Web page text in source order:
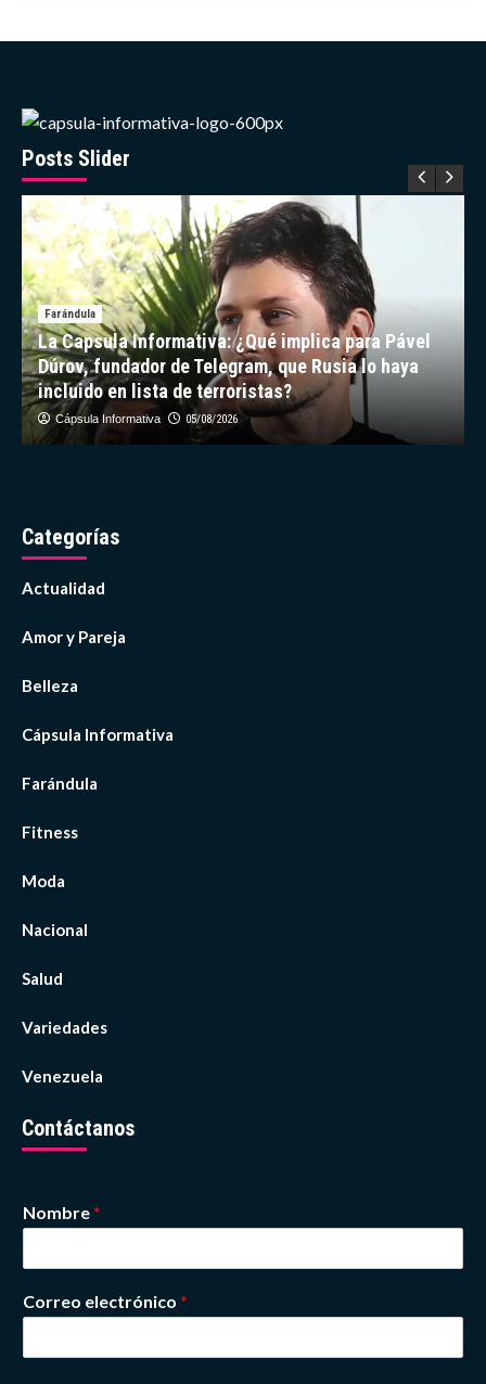
en
sus
vacaciones
Cartagena
Posts Slider
Farándula
La Capsula Informativa: ¿Qué implica para Pável
Dúrov, fundador de Telegram, que Rusia lo haya
incluido en lista de terroristas?
Cápsula Informativa 05/08/2026
Categorías
Actualidad
Amor y Pareja
Belleza
Cápsula Informativa
Farándula
Fitness
Moda
Nacional
Salud
Variedades
Venezuela
Contáctanos
Nombre*
Correo electrónico *